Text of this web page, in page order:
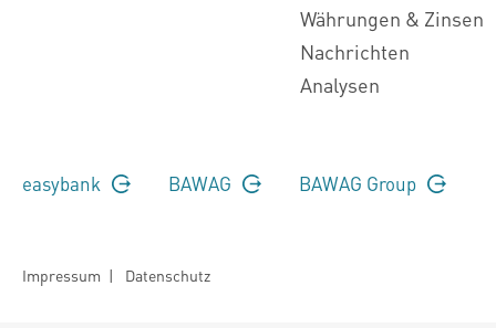
Währungen & Zinsen
Nachrichten
Analysen
easybank BAWAG BAWAG Group
Impressum | Datenschutz